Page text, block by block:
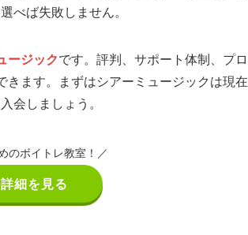
べば失敗しません。
ージックです。評判、サポート体制、プロ
ます。まずはシアーミュージックは現在
会しましょう。
のボイトレ教室！／
細を見る